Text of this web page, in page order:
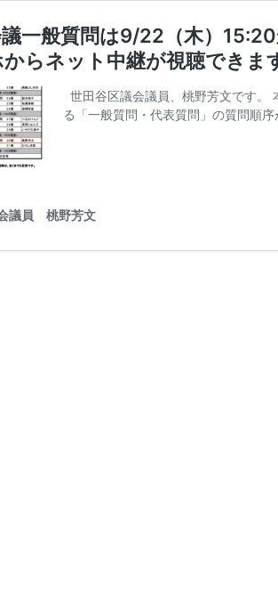
一般質問は9/22（木）
らネット中継が視聴できま
世田谷区議会議員、桃野芳文です。
る「一般質問・代表質問」の質問順
議員 桃野芳文